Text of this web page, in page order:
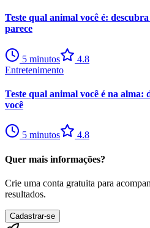
Teste qual animal você é:
parece
5 minutos
4.8
Entretenimento
Teste qual animal você é na alma:
você
5 minutos 4.8
Quer mais informações?
Crie uma conta gratuita para
resultados.
Cadastrar-se